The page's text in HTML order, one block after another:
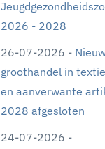
2026 - 2028
26-07-2026 -
groothandel in
en aanverwante
2028 afgesloten
24-07-2026 -